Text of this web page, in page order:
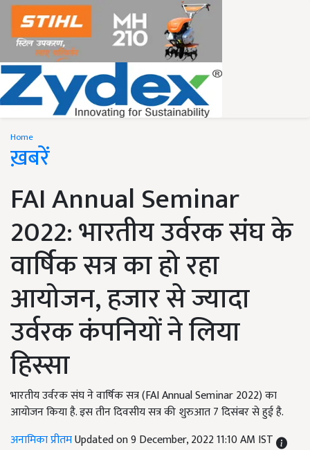
Home
ख़बरें
FAI Annual Seminar
2022: भारतीय उर्वरक संघ के
वार्षिक सत्र का हो रहा
आयोजन, हजार से ज्यादा
उर्वरक कंपनियों ने लिया
हिस्सा
भारतीय उर्वरक संघ ने वार्षिक सत्र (FAI Annual Seminar 2022) का
आयोजन किया है. इस तीन दिवसीय सत्र की शुरुआत 7 दिसंबर से हुई है.
अनामिका प्रीतमUpdated on 9 December, 2022 11:10 AM IST